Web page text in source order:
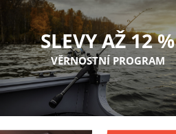
SLEVY AŽ 12 %
VĚRNOSTNÍ PROGRAM